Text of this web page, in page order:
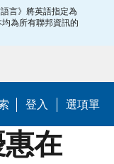
言》將英語指定為
為所有聯邦資訊的
登入 選項單
在